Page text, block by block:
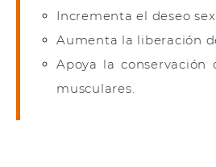
Incrementa el deseo
Aumenta la liberación
Apoya la conservación
musculares.